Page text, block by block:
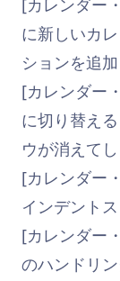
[カレンダー
に新しいカ
ションを追
[カレンダー
に切り替え
ウが消えて
[カレンダー
インデント
[カレンダー
のハンドリ